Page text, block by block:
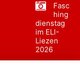
Fasc
hing
dienstag
im ELI-
Liezen
2026